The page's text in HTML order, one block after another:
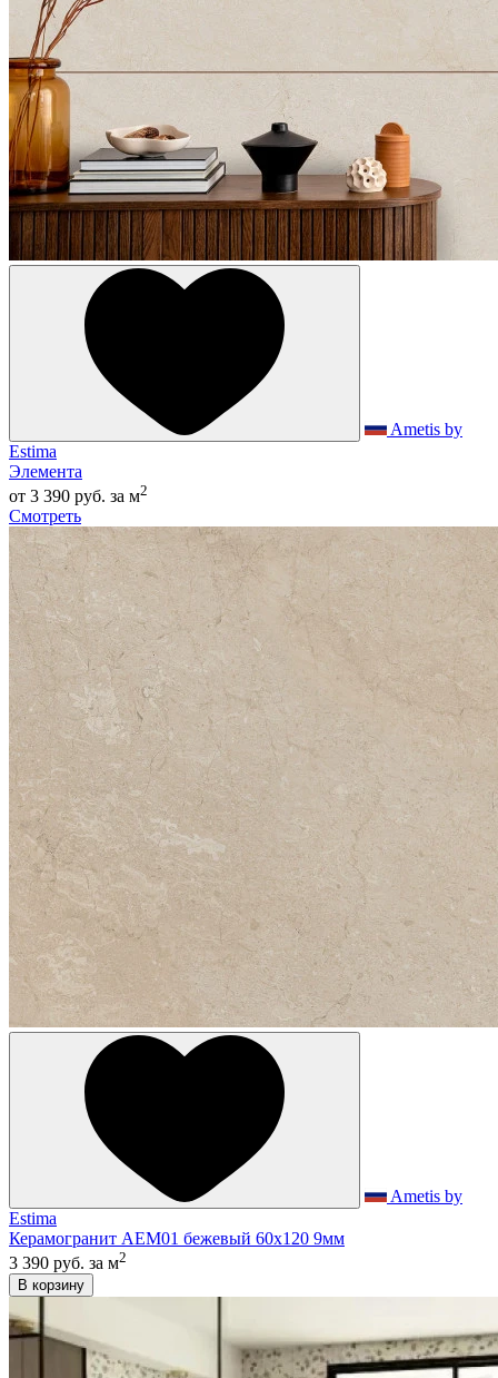
Ametis by
Estima
Элемента
от 3 390 руб. за м2
Смотреть
Ametis by
Estima
Керамогранит AEM01 бежевый 60x120 9мм
3 390 руб. за м2
В корзину